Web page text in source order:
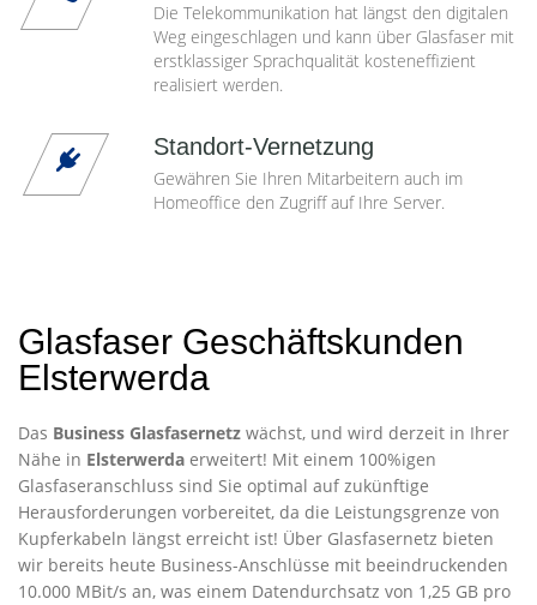
Die Telekommunikation hat längst den digitalen
Weg eingeschlagen und kann über Glasfaser mit
erstklassiger Sprachqualität kosteneffizient
realisiert werden.
Standort-Vernetzung
Gewähren Sie Ihren Mitarbeitern auch im
Homeoffice den Zugriff auf Ihre Server.
Glasfaser Geschäftskunden
Elsterwerda
Das Business Glasfasernetz wächst, und wird derzeit in Ihrer
Nähe in Elsterwerda erweitert! Mit einem 100%igen
Glasfaseranschluss sind Sie optimal auf zukünftige
Herausforderungen vorbereitet, da die Leistungsgrenze von
Kupferkabeln längst erreicht ist! Über Glasfasernetz bieten
wir bereits heute Business-Anschlüsse mit beeindruckenden
10.000 MBit/s an, was einem Datendurchsatz von 1,25 GB pro